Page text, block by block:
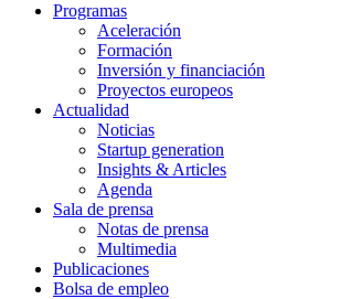
Programas
Aceleración
Formación
Inversión y financiación
Proyectos europeos
Actualidad
Noticias
Startup generation
Insights & Articles
Agenda
Sala de prensa
Notas de prensa
Multimedia
Publicaciones
Bolsa de empleo